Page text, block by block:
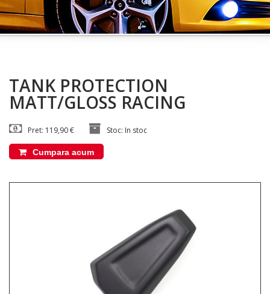
TANK PROTECTION
MATT/GLOSS RACING
Pret: 119,90 € Stoc: In stoc
Cumpara acum